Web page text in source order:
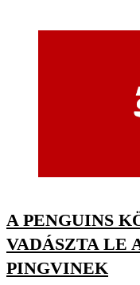
A PENGUINS
VADÁSZTA LE
PINGVINEK